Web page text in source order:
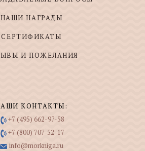
НАШИ НАГРАДЫ
СЕРТИФИКАТЫ
И ПОЖЕЛАНИЯ
КОНТАКТЫ:
+7 (495) 662-97-58
+7 (800) 707-52-17
info@morkniga.ru